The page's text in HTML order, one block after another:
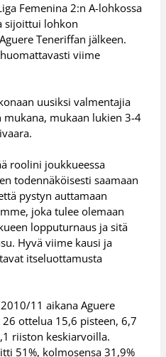
Femenina 2:n A-lohkossa
sijoittui lohkon
Teneriffan jälkeen.
viime
uusiksi valmentajia
mukaan lukien 3-4
roolini joukkueessa
todennäköisesti saamaan
pystyn auttamaan
joka tulee olemaan
lopputurnaus ja sitä
Hyvä viime kausi ja
itseluottamusta
11 aikana Aguere
ottelua 15,6 pisteen, 6,7
riiston keskiarvoilla.
51%, kolmosensa 31,9%